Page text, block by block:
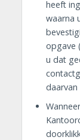
heeft
waarna
opgave
u dat